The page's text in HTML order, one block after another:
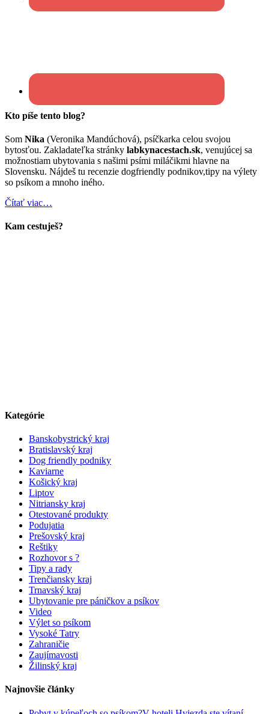
Kto píše tento blog?
Som Nika (Veronika Mandúchová), psíčkarka celou svojou
bytosťou. Zakladateľka stránky labkynacestach.sk, venujúcej sa
možnostiam ubytovania s našimi psími miláčikmi hlavne na
Slovensku. Nájdeš tu recenzie dogfriendly podnikov,tipy na výlety
so psíkom a mnoho iného.
Čítať viac…
Kam cestuješ?
Kategórie
Banskobystrický kraj
Bratislavský kraj
Dog friendly podniky
Kaviarne
Košický kraj
Liptov
Nitriansky kraj
Otestované produkty
Podujatia
Prešovský kraj
Reštiky
Rozhovor s ?
Tipy a rady
Trenčiansky kraj
Trnavský kraj
Ubytovanie pre páničkov a psíkov
Video
Výlet so psíkom
Vysoké Tatry
Zahraničie
Zaujímavosti
Žilinský kraj
Najnovšie články